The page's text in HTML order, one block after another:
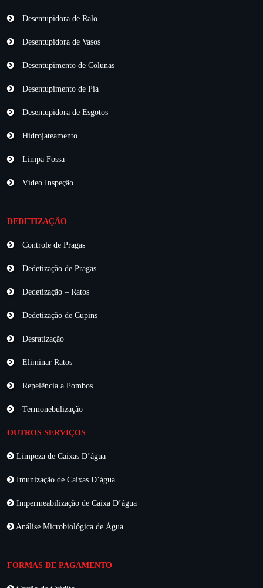
Desentupidora de Ralo
Desentupidora de Vasos
Desentupimento de Colunas
Desentupimento de Pia
Desentupidora de Esgotos
Hidrojateamento
Limpa Fossa
Vídeo Inspeção
DEDETIZAÇÃO
Controle de Pragas
Dedetização de Pragas
Dedetização – Ratos
Dedetização de Cupins
Desratização
Eliminar Ratos
Repelência a Pombos
Termonebulização
OUTROS SERVIÇOS
Limpeza de Caixas D’água
Imunização de Caixas D’água
Impermeabilização de Caixa D’água
Análise Microbiológica de Água
FORMAS DE PAGAMENTO